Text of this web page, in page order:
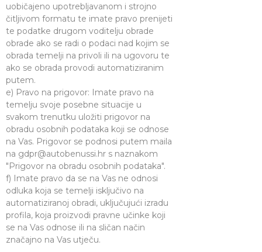
uobičajeno upotrebljavanom i strojno
čitljivom formatu te imate pravo prenijeti
te podatke drugom voditelju obrade
obrade ako se radi o podaci nad kojim se
obrada temelji na privoli ili na ugovoru te
ako se obrada provodi automatiziranim
putem.
e) Pravo na prigovor: Imate pravo na
temelju svoje posebne situacije u
svakom trenutku uložiti prigovor na
obradu osobnih podataka koji se odnose
na Vas. Prigovor se podnosi putem maila
na gdpr@autobenussi.hr s naznakom
"Prigovor na obradu osobnih podataka".
f) Imate pravo da se na Vas ne odnosi
odluka koja se temelji isključivo na
automatiziranoj obradi, uključujući izradu
profila, koja proizvodi pravne učinke koji
se na Vas odnose ili na sličan način
značajno na Vas utječu.